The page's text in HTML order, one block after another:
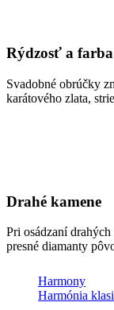
Harmony
Harmónia
Rýdzosť a
Svadobné obrúčky
karátového zlata,
Drahé kamene
Pri osádzaní
presné diamanty